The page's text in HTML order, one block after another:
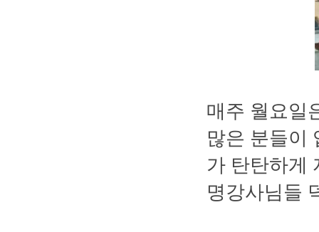
매주 월요일
많은 분들이
가 탄탄하게
명강사님들